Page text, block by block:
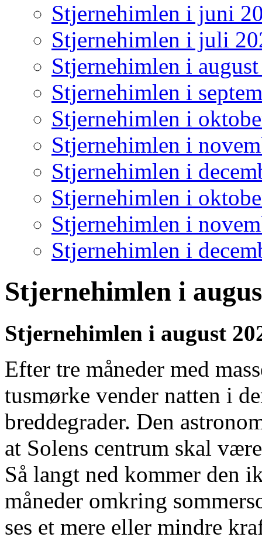
Stjernehimlen i juni
Stjernehimlen i juli
Stjernehimlen i
Stjernehimlen i
Stjernehimlen i
Stjernehimlen i
Stjernehimlen i
Stjernehimlen i
Stjernehimlen i
Stjernehimlen i
Stjernehimlen i
Stjernehimlen i august
Efter tre måneder med
tusmørke vender natten i
breddegrader. Den
at Solens centrum skal
Så langt ned kommer den
måneder omkring
ses et mere eller mindre